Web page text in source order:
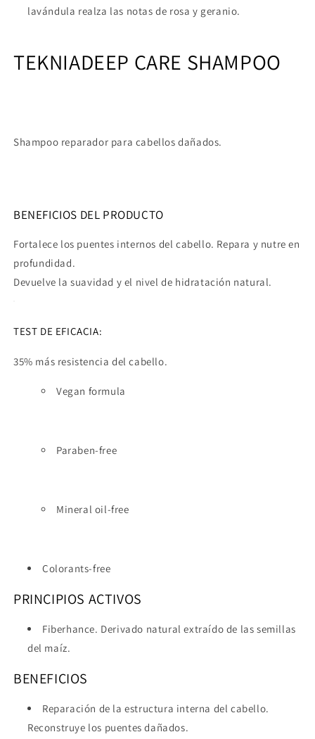
lavándula realza las notas de rosa y geranio.
TEKNIADEEP CARE SHAMPOO
Shampoo reparador para cabellos dañados.
BENEFICIOS DEL PRODUCTO
Fortalece los puentes internos del cabello. Repara y nutre en
profundidad.
Devuelve la suavidad y el nivel de hidratación natural.
TEST DE EFICACIA:
35% más resistencia del cabello.
Vegan formula
Paraben-free
Mineral oil-free
Colorants-free
PRINCIPIOS ACTIVOS
Fiberhance. Derivado natural extraído de las semillas
del maíz.
BENEFICIOS
Reparación de la estructura interna del cabello.
Reconstruye los puentes dañados.